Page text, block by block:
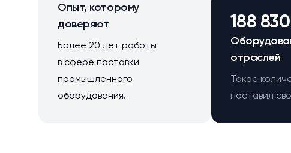
Опыт, которому
доверяют
Более 20 лет работы
в сфере поставки
промышленного
оборудования.
188
отраслей
Такое
поставил